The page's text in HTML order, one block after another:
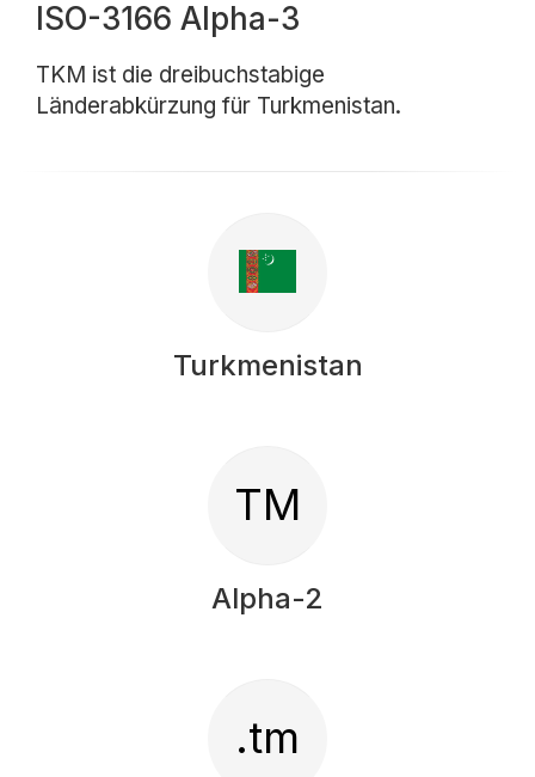
ISO-3166 Alpha-3
TKM ist die dreibuchstabige
Länderabkürzung für Turkmenistan.
Turkmenistan
TM
Alpha-2
.tm